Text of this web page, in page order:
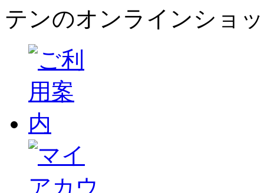
テンのオンラインショ